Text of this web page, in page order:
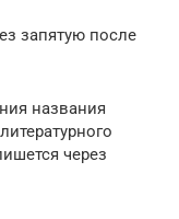
запятую после
названия
через